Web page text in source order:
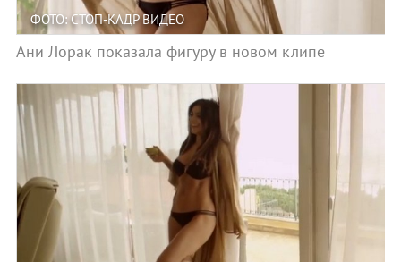
ФОТО: СТОП-КАДР ВИДЕО
Ани Лорак показала фигуру в новом клипе